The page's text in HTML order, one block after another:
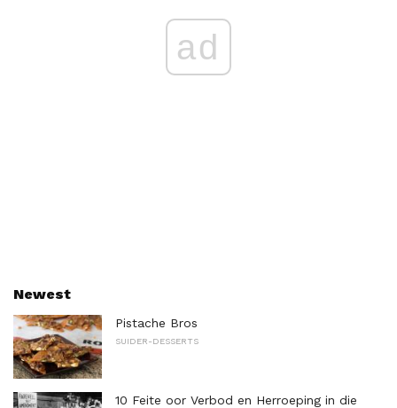
ad
Newest
Pistache Bros
SUIDER-DESSERTS
10 Feite oor Verbod en Herroeping in die